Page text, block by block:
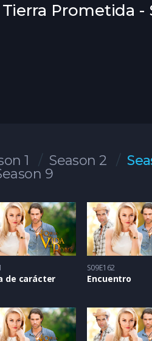
Tierra Prometida -
1 Season 2
9
de carácter
S09E162
Encuentro